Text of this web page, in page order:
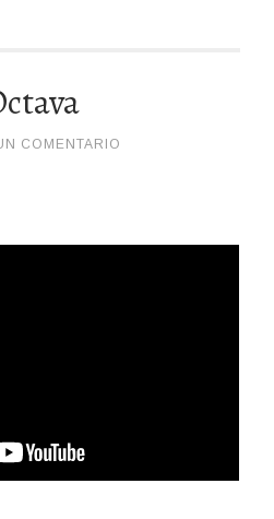
COMENTARIO